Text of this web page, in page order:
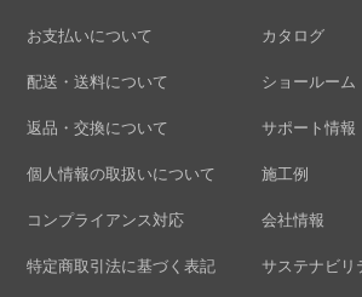
お支払いについて
配送・送料について
返品・交換について
個人情報の取扱いについて
コンプライアンス対応
特定商取引法に基づく表記
カタログ
ショールーム
サポート情報
施工例
会社情報
サステナビリ